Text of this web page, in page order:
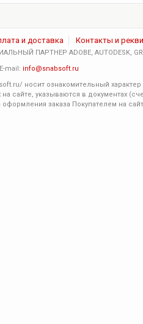
и доставка Контакты и
ПАРТНЕР ADOBE, AUTODESK,
mail: info@snabsoft.ru
носит ознакомительный
сайте, указываются в документах
заказа Покупателем на